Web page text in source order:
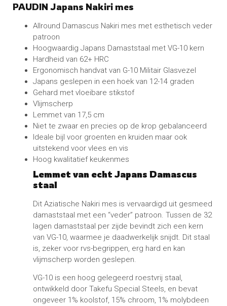
PAUDIN Japans Nakiri mes
Allround Damascus Nakiri mes met esthetisch veder
patroon
Hoogwaardig Japans Damaststaal met VG-10 kern
Hardheid van 62+ HRC
Ergonomisch handvat van G-10 Militair Glasvezel
Japans geslepen in een hoek van 12-14 graden
Gehard met vloeibare stikstof
Vlijmscherp
Lemmet van 17,5 cm
Niet te zwaar en precies op de krop gebalanceerd
Ideale bijl voor groenten en kruiden maar ook
uitstekend voor vlees en vis
Hoog kwalitatief keukenmes
Lemmet van echt Japans Damascus
staal
Dit Aziatische Nakiri mes is vervaardigd uit gesmeed
damaststaal met een “veder” patroon. Tussen de 32
lagen damaststaal per zijde bevindt zich een kern
van VG-10, waarmee je daadwerkelijk snijdt. Dit staal
is, zeker voor rvs-begrippen, erg hard en kan
vlijmscherp worden geslepen.
VG-10 is een hoog gelegeerd roestvrij staal,
ontwikkeld door Takefu Special Steels, en bevat
ongeveer 1% koolstof, 15% chroom, 1% molybdeen